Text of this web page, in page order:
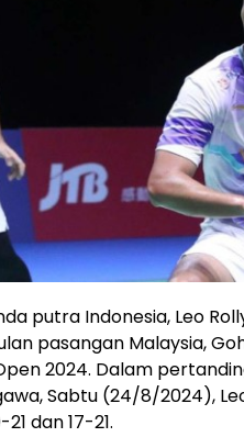
putra Indonesia, Leo
pasangan Malaysia,
2024. Dalam
Sabtu (24/8/2024),
dan 17-21.